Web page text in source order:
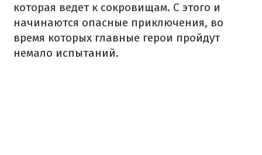
которая ведет к сокровищам. С этого и
начинаются опасные приключения, во
время которых главные герои пройдут
немало испытаний.